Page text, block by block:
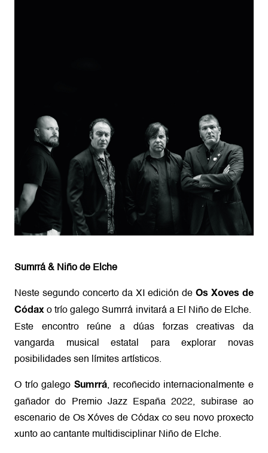
Sumrrá & Niño de Elche
Neste segundo concerto da XI edición de Os Xoves de
Códax o trío galego Sumrrá invitará a El Niño de Elche.
Este encontro reúne a dúas forzas creativas da
vangarda musical estatal para explorar novas
posibilidades sen límites artísticos.
O trío galego Sumrrá, recoñecido internacionalmente e
gañador do Premio Jazz España 2022, subirase ao
escenario de Os Xóves de Códax co seu novo proxecto
xunto ao cantante multidisciplinar Niño de Elche.